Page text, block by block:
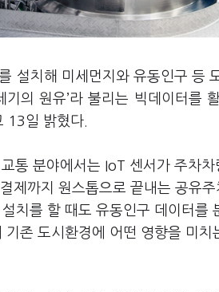
설치해 미세먼지와 유동인구 등
의 원유’라 불리는 빅데이터를
13일 밝혔다.
통 분야에서는 IoT 센서가 주차
제까지 원스톱으로 끝내는 공유
치를 할 때도 유동인구 데이터를
존 도시환경에 어떤 영향을 미치